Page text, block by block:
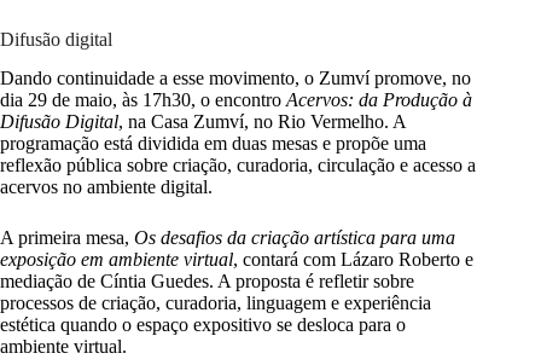
Difusão digital
Dando continuidade a esse movimento, o Zumví promove, no
dia 29 de maio, às 17h30, o encontroAcervos: da Produção à
Difusão Digital, na Casa Zumví, no Rio Vermelho. A
programação está dividida em duas mesas e propõe uma
reflexão pública sobre criação, curadoria, circulação e acesso a
acervos no ambiente digital.
A primeira mesa, Os desafios da criação artística para uma
exposição em ambiente virtual, contará com Lázaro Roberto e
mediação de Cíntia Guedes. A proposta é refletir sobre
processos de criação, curadoria, linguagem e experiência
estética quando o espaço expositivo se desloca para o
ambiente virtual.